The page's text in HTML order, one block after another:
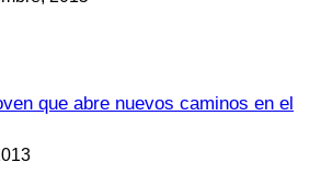
que abre nuevos caminos en el